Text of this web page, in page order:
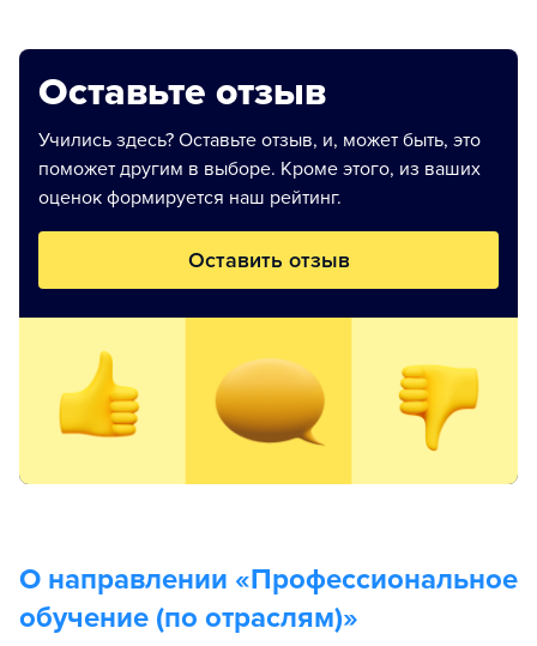
Оставьте отзыв
Учились здесь? Оставьте отзыв, и, может быть, это
поможет другим в выборе. Кроме этого, из ваших
оценок формируется наш рейтинг.
Оставить отзыв
О направлении «Профессиональное
обучение (по отраслям)»